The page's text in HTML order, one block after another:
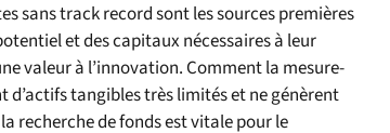
sans track record sont les sources premières
et des capitaux nécessaires à leur
valeur à l’innovation. Comment la mesure-
d’actifs tangibles très limités et ne génèrent
recherche de fonds est vitale pour le